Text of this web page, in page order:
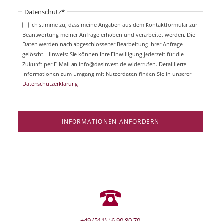
t
f
i
Pflichtfeld
Datenschutz*
Ich stimme zu, dass meine Angaben aus dem Kontaktformular zur
Beantwortung meiner Anfrage erhoben und verarbeitet werden. Die
Daten werden nach abgeschlossener Bearbeitung Ihrer Anfrage
gelöscht. Hinweis: Sie können Ihre Einwilligung jederzeit für die
Zukunft per E-Mail an info@dasinvest.de widerrufen. Detaillierte
Informationen zum Umgang mit Nutzerdaten finden Sie in unserer
Datenschutzerklärung
INFORMATIONEN ANFORDERN